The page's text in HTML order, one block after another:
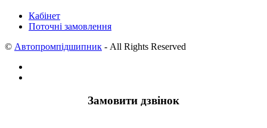
Кабінет
Поточні замовлення
© Автопромпідшипник - All Rights Reserved
Замовити дзвінок